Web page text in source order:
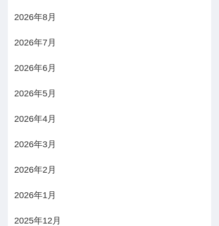
2026年8月
2026年7月
2026年6月
2026年5月
2026年4月
2026年3月
2026年2月
2026年1月
2025年12月